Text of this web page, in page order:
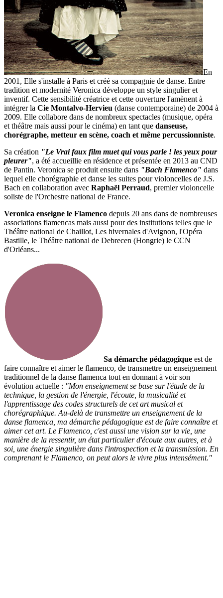
En
2001, Elle s'installe à Paris et créé sa compagnie de danse. Entre
tradition et modernité Veronica développe un style singulier et
inventif. Cette sensibilité créatrice et cette ouverture l'amènent à
intégrer la Cie Montalvo-Hervieu (danse contemporaine) de 2004 à
2009. Elle collabore dans de nombreux spectacles (musique, opéra
et théâtre mais aussi pour le cinéma) en tant que danseuse,
chorégraphe, metteur en scène, coach et même percussionniste.
Sa création "Le Vrai faux film muet qui vous parle ! les yeux pour
pleurer", a été accueillie en résidence et présentée en 2013 au CND
de Pantin. Veronica se produit ensuite dans "Bach Flamenco" dans
lequel elle chorégraphie et danse les suites pour violoncelles de J.S.
Bach en collaboration avec Raphaël Perraud, premier violoncelle
soliste de l'Orchestre national de France.
Veronica enseigne le Flamenco depuis 20 ans dans de nombreuses
associations flamencas mais aussi pour des institutions telles que le
Théâtre national de Chaillot, Les hivernales d'Avignon, l'Opéra
Bastille, le Théâtre national de Debrecen (Hongrie) le CCN
d'Orléans...
Sa démarche pédagogique est de
faire connaître et aimer le flamenco, de transmettre un enseignement
traditionnel de la danse flamenca tout en donnant à voir son
évolution actuelle : "Mon enseignement se base sur l'étude de la
technique, la gestion de l'énergie, l'écoute, la musicalité et
l'apprentissage des codes structurels de cet art musical et
chorégraphique. Au-delà de transmettre un enseignement de la
danse flamenca, ma démarche pédagogique est de faire connaître et
aimer cet art. Le Flamenco, c'est aussi une vision sur la vie, une
manière de la ressentir, un état particulier d'écoute aux autres, et à
soi, une énergie singulière dans l'introspection et la transmission. En
comprenant le Flamenco, on peut alors le vivre plus intensément."